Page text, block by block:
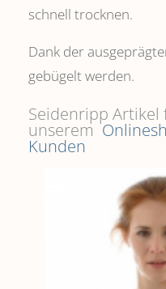
schnell trocknen.
Dank der
gebügelt werden.
Seidenripp Artikel
unserem
Kunden